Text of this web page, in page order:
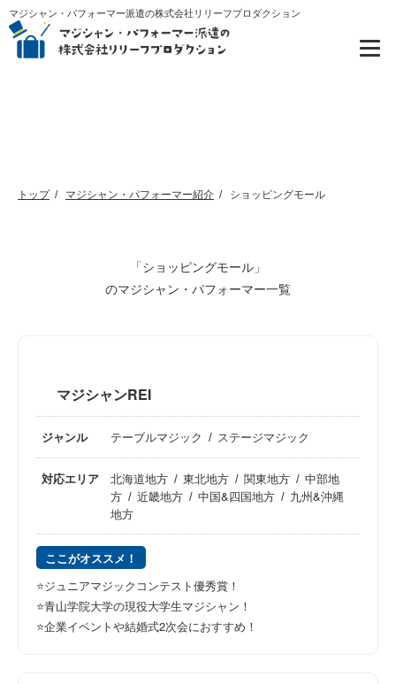
マジシャン・パフォーマー派遣の株式会社リリーフプロダクション
トップ マジシャン・パフォーマー紹介 ショッピングモール
「ショッピングモール」
のマジシャン・パフォーマー一覧
マジシャンREI
ジャンル テーブルマジック ステージマジック
対応エリア 北海道地方 東北地方 関東地方
中部地
方
近畿地方 中国&四国地方
九州&沖縄
地方
ここがオススメ！
⭐️ジュニアマジックコンテスト優秀賞！
⭐️青山学院大学の現役大学生マジシャン！
⭐️企業イベントや結婚式2次会におすすめ！